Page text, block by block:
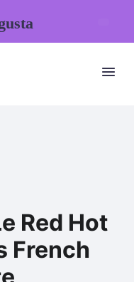
Red Hot
French